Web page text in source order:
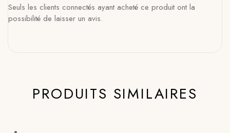
Seuls les clients connectés ayant acheté ce produit ont la
possibilité de laisser un avis.
PRODUITS SIMILAIRES